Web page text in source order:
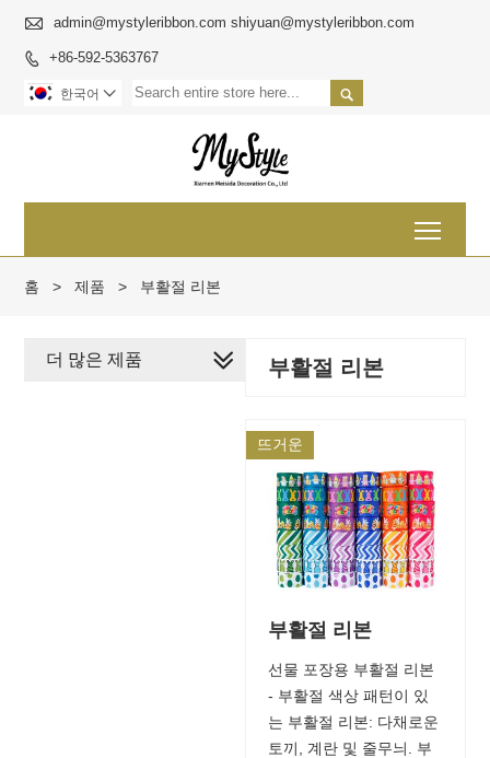
 admin@mystyleribbon.com shiyuan@mystyleribbon.com
 +86-592-5363767

한국어 
홈 > 제품 > 부활절 리본
부활절 리본
뜨거운
부활절 리본
선물 포장용 부활절 리본
- 부활절 색상 패턴이 있
는 부활절 리본: 다채로운
토끼, 계란 및 줄무늬. 부
더 많은 제품